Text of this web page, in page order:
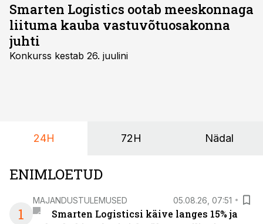
Smarten Logistics ootab meeskonnaga
liituma kauba vastuvõtuosakonna
juhti
Konkurss kestab 26. juulini
24H 72H Nädal
ENIMLOETUD
1
MAJANDUSTULEMUSED 05.08.26, 07:51
Smarten Logisticsi käive langes 15% ja